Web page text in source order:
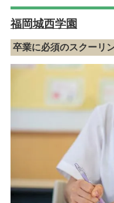
福岡城西学園
卒業に必須のスクーリ